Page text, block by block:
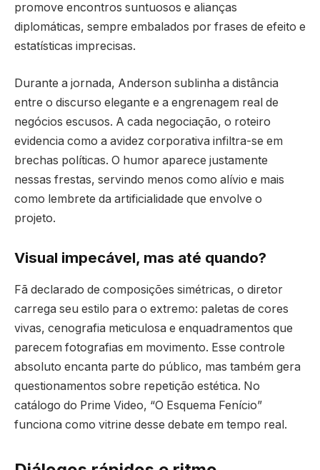
promove encontros suntuosos e alianças
diplomáticas, sempre embalados por frases de efeito e
estatísticas imprecisas.
Durante a jornada, Anderson sublinha a distância
entre o discurso elegante e a engrenagem real de
negócios escusos. A cada negociação, o roteiro
evidencia como a avidez corporativa infiltra-se em
brechas políticas. O humor aparece justamente
nessas frestas, servindo menos como alívio e mais
como lembrete da artificialidade que envolve o
projeto.
Visual impecável, mas até quando?
Fã declarado de composições simétricas, o diretor
carrega seu estilo para o extremo: paletas de cores
vivas, cenografia meticulosa e enquadramentos que
parecem fotografias em movimento. Esse controle
absoluto encanta parte do público, mas também gera
questionamentos sobre repetição estética. No
catálogo do Prime Video, “O Esquema Fenício”
funciona como vitrine desse debate em tempo real.